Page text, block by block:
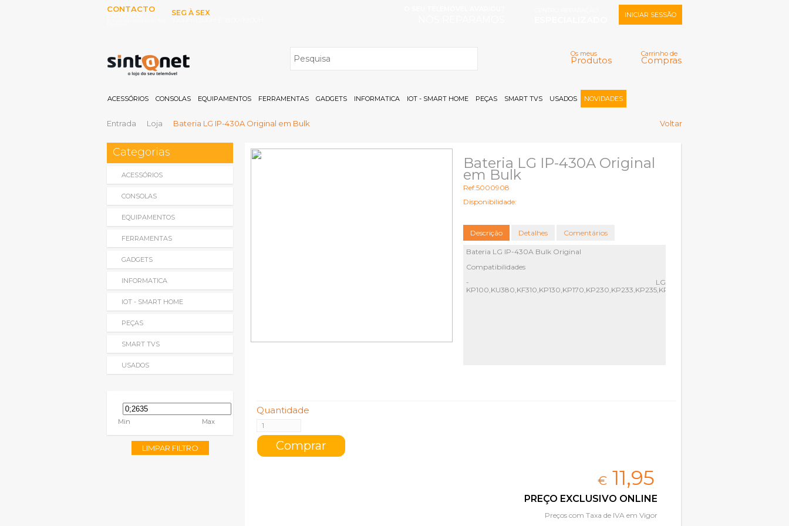
CONTACTO
SEG À SEX
Carrinho de
Compras
Os meus
Produtos
INICIAR SESSÃO
Memorizar
Registar |
ACESSÓRIOS CONSOLAS EQUIPAMENTOS FERRAMENTAS GADGETS INFORMATICA IOT - SMART HOME PEÇAS SMART TVS USADOS NOVIDADES
Entrada Loja Bateria LG IP-430A Original em Bulk Voltar
Categorias
ACESSÓRIOS
CONSOLAS
EQUIPAMENTOS
FERRAMENTAS
GADGETS
INFORMATICA
IOT - SMART HOME
PEÇAS
SMART TVS
USADOS
Min Max
LIMPAR FILTRO
Bateria LG IP-430A Original
em Bulk
Ref:5000908
Disponibilidade:
Descrição Detalhes Comentários
Bateria LG IP-430A Bulk Original
Compatibilidades
- LG
KP100,KU380,KF310,KP130,KP170,KP230,KP233,KP235,KP270,KU385
Quantidade
€ 11,95
PREÇO EXCLUSIVO ONLINE
Preços com Taxa de IVA em Vigor